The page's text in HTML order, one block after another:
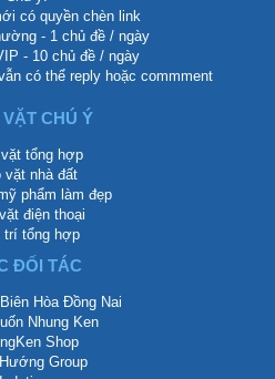
có quyền chèn link
- 1 chủ đề / ngày
- 10 chủ đề / ngày
có thể reply hoặc commment
CHÚ Ý
tổng hợp
vặt nhà đất
phẩm làm đẹp
điện thoại
trí tổng hợp
ĐỐI TÁC
Hòa Đồng Nai
Nhung Ken
Shop
Group